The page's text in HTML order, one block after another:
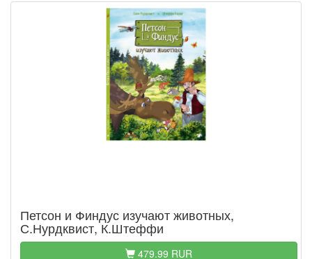
Петсон и Финдус изучают животных,
С.Нурдквист, К.Штеффи
479.99 RUR